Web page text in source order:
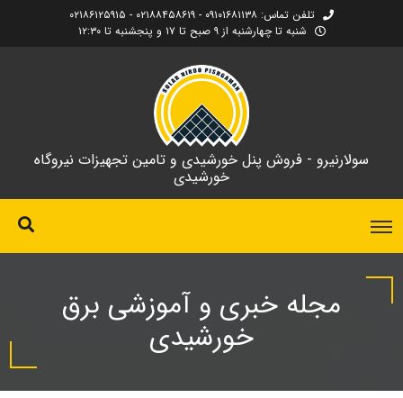
تلفن تماس: ۰۹۱۰۱۶۸۱۱۳۸ - ۰۲۱۸۸۴۵۸۶۱۹ - ۰۲۱۸۶۱۲۵۹۱۵
شنبه تا چهارشنبه از ۹ صبح تا ۱۷ و پنجشنبه تا ۱۲:۳۰
سولارنیرو - فروش پنل خورشیدی و تامین تجهیزات نیروگاه
خورشیدی
مجله خبری و آموزشی برق
خورشیدی